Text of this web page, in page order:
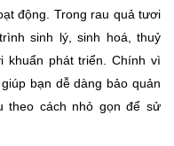
động. Trong rau quả tươi
sinh lý, sinh hoá, thuỷ
khuẩn phát triển. Chính vì
bạn dễ dàng bảo quản
theo cách nhỏ gọn để sử